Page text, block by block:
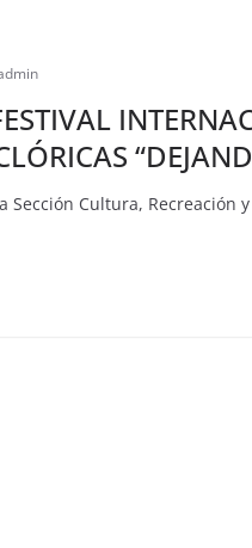
Sección Cultura,